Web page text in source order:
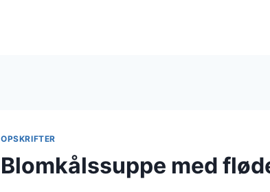
OPSKRIFTER
Blomkålssuppe med